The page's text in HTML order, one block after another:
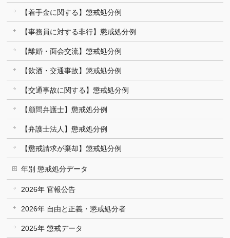
【着手金に関する】懲戒処分例
【事務員に対する非行】懲戒処分例
【離婚・面会交流】懲戒処分例
【飲酒・交通事故】懲戒処分例
【交通事故に関する】懲戒処分例
【顧問弁護士】懲戒処分例
【弁護士法人】懲戒処分例
【懲戒請求が棄却】懲戒処分例
年別 懲戒処分データ
2026年 官報公告
2026年 自由と正義・懲戒処分者
2025年 懲戒データ